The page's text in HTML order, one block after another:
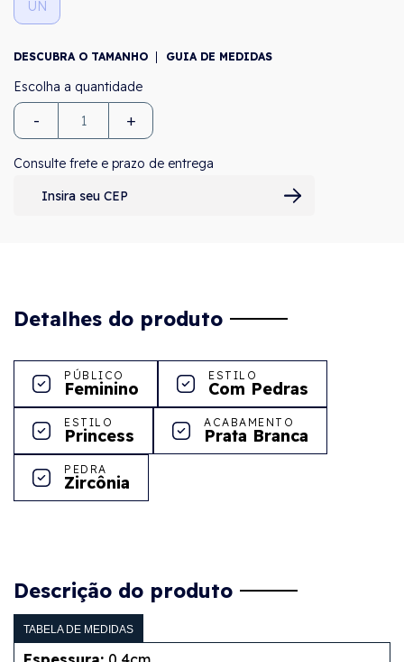
UN
DESCUBRA O TAMANHO GUIA DE MEDIDAS
- +
Consulte frete e prazo de entrega
Detalhes do produto
PÚBLICO
Feminino
ESTILO
Com Pedras
ESTILO
Princess
ACABAMENTO
Prata Branca
PEDRA
Zircônia
Descrição do produto
TABELA DE MEDIDAS